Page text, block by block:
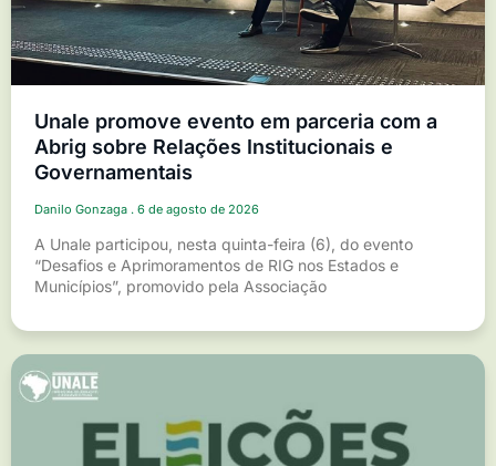
Unale promove evento em parceria com a
Abrig sobre Relações Institucionais e
Governamentais
Danilo Gonzaga 6 de agosto de 2026
A Unale participou, nesta quinta-feira (6), do evento
“Desafios e Aprimoramentos de RIG nos Estados e
Municípios”, promovido pela Associação